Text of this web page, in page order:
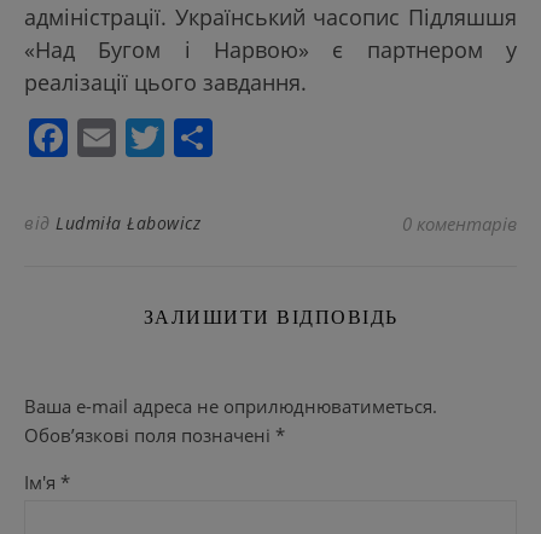
адміністрації. Український часопис Підляшшя
«Над Бугом і Нарвою» є партнером у
реалізації цього завдання.
Facebook
EmailTwitter
від Ludmiła Łabowicz 0 коментарів
ЗАЛИШИТИ ВІДПОВІДЬ
Ваша e-mail адреса не оприлюднюватиметься.
Обов’язкові поля позначені *
Ім'я *